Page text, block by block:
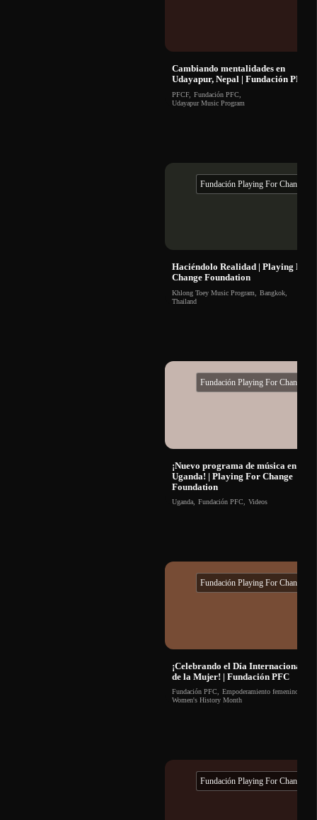
Ubuntu Music Program – Kigali, Ruanda
Bizung School of Music and Dance – Tamale, Ghana
La Escuelita del Ritmo – Portobelo, Panamá
Director: Zachary Larmer, Young Musicians Unite
Cambiando mentalidades en
Udayapur, Nepal | Fundación PFC
PFCF, Fundación PFC
Udayapur Music Program
Fundación Playing For Change
Haciéndolo Realidad | Playing For
Change Foundation
Khlong Toey Music Program Bangkok,
Thailand
Fundación Playing For Change
¡Nuevo programa de música en
Uganda! | Playing For Change
Foundation
Uganda, Fundación PFC Videos
Fundación Playing For Change
¡Celebrando el Día Internacional
de la Mujer! | Fundación PFC
Fundación PFC, Empoderamiento femenino
Women's History Month
Fundación Playing For Change